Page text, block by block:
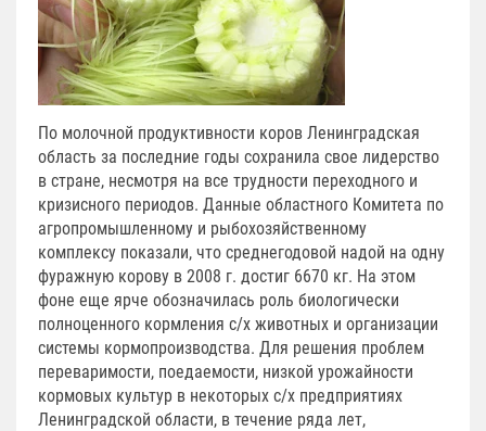
По молочной продуктивности коров Ленинградская
область за последние годы сохранила свое лидерство
в стране, несмотря на все трудности переходного и
кризисного периодов. Данные областного Комитета по
агропромышленному и рыбохозяйственному
комплексу показали, что среднегодовой надой на одну
фуражную корову в 2008 г. достиг 6670 кг. На этом
фоне еще ярче обозначилась роль биологически
полноценного кормления с/х животных и организации
системы кормопроизводства. Для решения проблем
переваримости, поедаемости, низкой урожайности
кормовых культур в некоторых с/х предприятиях
Ленинградской области, в течение ряда лет,